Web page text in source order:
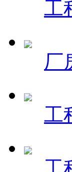
工
厂
工
工